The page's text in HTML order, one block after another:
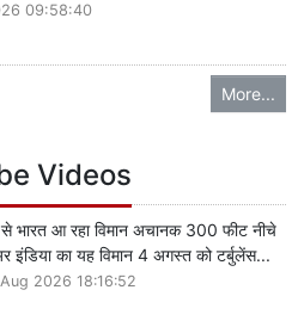
09:58:40
More...
Videos
भारत आ रहा विमान अचानक 300 फीट नीचे
इंडिया का यह विमान 4 अगस्त को टर्बुलेंस...
2026 18:16:52